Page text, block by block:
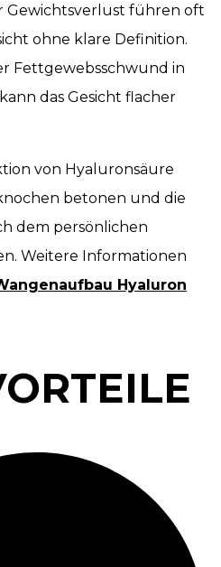
Gewichtsverlust führen oft
ohne klare Definition.
Fettgewebsschwund in
das Gesicht flacher
von Hyaluronsäure
betonen und die
dem persönlichen
Weitere Informationen
Hyaluron